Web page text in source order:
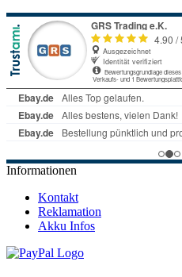
Informationen
Kontakt
Reklamation
Akku Infos